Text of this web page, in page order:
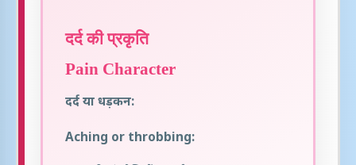
दर्द की प्रकृति
Pain Character
दर्द या धड़कन:
Aching or throbbing: